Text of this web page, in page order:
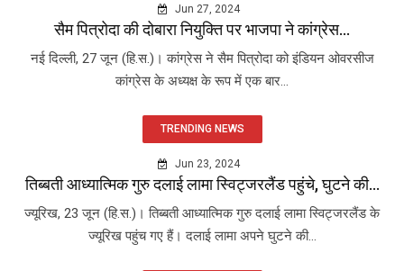
Jun 27, 2024
सैम पित्रोदा की दोबारा नियुक्ति पर भाजपा ने कांग्रेस...
नई दिल्ली, 27 जून (हि.स.)। कांग्रेस ने सैम पित्रोदा को इंडियन ओवरसीज
कांग्रेस के अध्यक्ष के रूप में एक बार...
TRENDING NEWS
Jun 23, 2024
तिब्बती आध्यात्मिक गुरु दलाई लामा स्विट्जरलैंड पहुंचे, घुटने की...
ज्यूरिख, 23 जून (हि.स.)। तिब्बती आध्यात्मिक गुरु दलाई लामा स्विट्जरलैंड के
ज्यूरिख पहुंच गए हैं। दलाई लामा अपने घुटने की...